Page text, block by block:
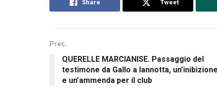
Share Tweet
Prec.
QUERELLE MARCIANISE. Passaggio del
testimone da Gallo a Iannotta,
e un’ammenda per il club